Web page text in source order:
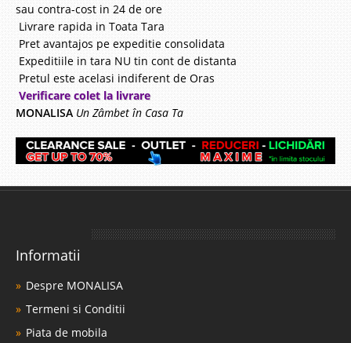
sau contra-cost in 24 de ore
Livrare rapida in Toata Tara
Pret avantajos pe expeditie consolidata
Expeditiile in tara NU tin cont de distanta
Pretul este acelasi indiferent de Oras
Verificare colet la livrare
MONALISA Un Zâmbet în Casa Ta
Informatii
Despre MONALISA
Termeni si Conditii
Piata de mobila